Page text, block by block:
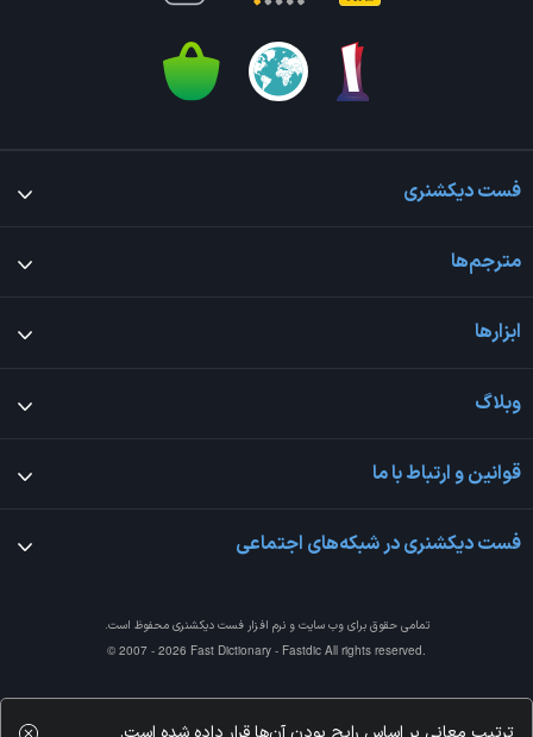
فست دیکشنری
مترجم‌ها
ابزارها
وبلاگ
قوانین و ارتباط با ما
فست دیکشنری در شبکه‌های اجتماعی
تمامی حقوق برای وب سایت و نرم افزارفست دیکشنری محفوظ است.
© 2007 - 2026 Fast Dictionary - Fastdic All rights reserved.